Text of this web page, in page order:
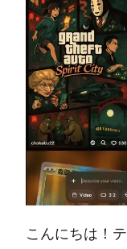
こんにちは！